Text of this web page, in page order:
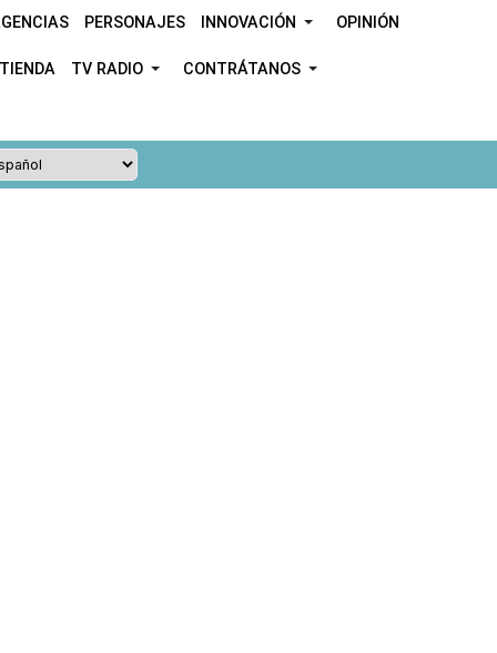
PERSONAJES INNOVACIÓN OPINIÓN
TIENDA TV RADIO CONTRÁTANOS